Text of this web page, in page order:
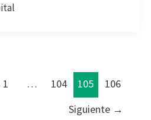
1 … 104 105
106
Siguiente →